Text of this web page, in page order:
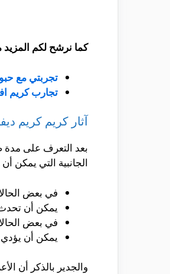
كما نرشح لكم المزيد
تجربتي مع حبوب ديان
تجارب كريم
آثار كريم كريم
بعد التعرف على مدة
الجانبية التي يمكن
في بعض
يمكن أن
في بعض
يمكن أن يؤدي
والجدير بالذكر أن